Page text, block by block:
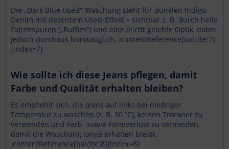
Die „Dark Blue Used“-Waschung steht für dunklen Indigo-
Denim mit dezentem Used-Effekt – sichtbar z. B. durch helle
Faltenspuren („Buffies“) und eine leicht gelebte Optik, dabei
jedoch durchaus bürotauglich. :contentReference[oaicite:7]
{index=7}
Wie sollte ich diese Jeans pflegen, damit
Farbe und Qualität erhalten bleiben?
Es empfiehlt sich, die Jeans auf links bei niedriger
Temperatur zu waschen (z. B. 30 °C), keinen Trockner zu
verwenden und Farb- sowie Formverlust zu vermeiden,
damit die Waschung lange erhalten bleibt.
:contentReference[oaicite:8]{index=8}